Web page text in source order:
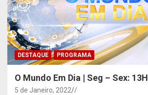
DESTAQUE PROGRAMA
O Mundo Em Dia | Seg – Sex: 13H
5 de Janeiro, 2022 /